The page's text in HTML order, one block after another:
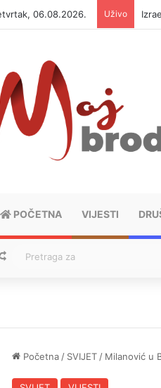
06.08.2026. Uživo
POČETNA VIJESTI
Nasumični tekstovi
Početna/ SVIJET/ Milanović u